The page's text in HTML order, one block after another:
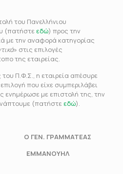
του Πανελλήνιου
(πατήστε εδώ) προς την
με την αναφορά κατηγορίας
» στις επιλογές
της εταιρείας.
Π.Φ.Σ., η εταιρεία απέσυρε
που είχε συμπεριλάβει
με επιστολή της, την
(πατήστε εδώ).
ΓΡΑΜΜΑΤΕΑΣ
ΕΜΜΑΝΟΥΗΛ